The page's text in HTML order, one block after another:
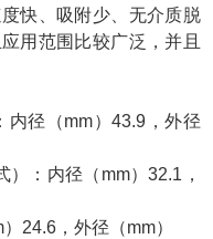
快、吸附少、无介质脱
用范围比较广泛，并且
内径（mm）43.9，外径
：内径（mm）32.1，
24.6，外径（mm）